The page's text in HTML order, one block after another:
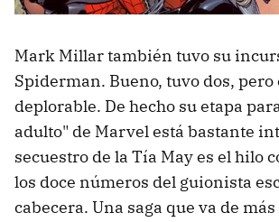
Mark Millar también tuvo su
Spiderman. Bueno, tuvo dos, pero
deplorable. De hecho su etapa
adulto" de Marvel está bastante
secuestro de la Tía May es el hilo
los doce números del guionista
cabecera. Una saga que va de